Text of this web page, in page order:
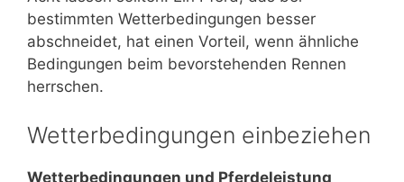
bestimmten Wetterbedingungen besser
abschneidet, hat einen Vorteil, wenn ähnliche
Bedingungen beim bevorstehenden Rennen
herrschen.
Wetterbedingungen einbeziehen
Wetterbedingungen und Pferdeleistung